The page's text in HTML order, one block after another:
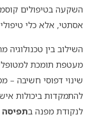
השקעה בטיפולים
אסתטי, אלא כלי
השילוב בין טכנולוגיה
מעטפת תומכת
שינוי דפוסי חשיבה –
להתמקדות ביכולות
לנקודת מפנה בתפיסה